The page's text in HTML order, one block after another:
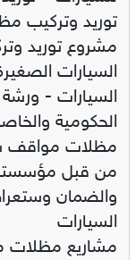
توريد وتركيب
مشروع توريد
السيارات
السيارات -
الحكومية
مظلات مواقف
من قبل مؤسستنا
والضمان
السيارات
مشاريع مظلات